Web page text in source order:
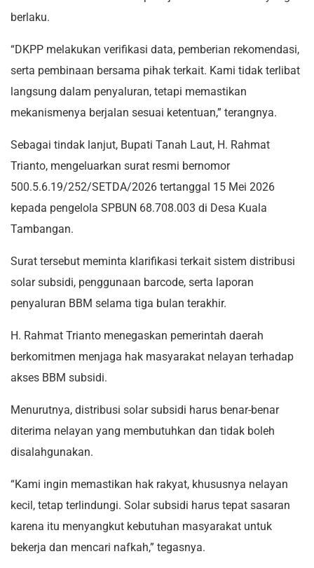
berlaku.
“DKPP melakukan verifikasi data, pemberian rekomendasi,
serta pembinaan bersama pihak terkait. Kami tidak terlibat
langsung dalam penyaluran, tetapi memastikan
mekanismenya berjalan sesuai ketentuan,” terangnya.
Sebagai tindak lanjut, Bupati Tanah Laut, H. Rahmat
Trianto, mengeluarkan surat resmi bernomor
500.5.6.19/252/SETDA/2026 tertanggal 15 Mei 2026
kepada pengelola SPBUN 68.708.003 di Desa Kuala
Tambangan.
Surat tersebut meminta klarifikasi terkait sistem distribusi
solar subsidi, penggunaan barcode, serta laporan
penyaluran BBM selama tiga bulan terakhir.
H. Rahmat Trianto menegaskan pemerintah daerah
berkomitmen menjaga hak masyarakat nelayan terhadap
akses BBM subsidi.
Menurutnya, distribusi solar subsidi harus benar-benar
diterima nelayan yang membutuhkan dan tidak boleh
disalahgunakan.
“Kami ingin memastikan hak rakyat, khususnya nelayan
kecil, tetap terlindungi. Solar subsidi harus tepat sasaran
karena itu menyangkut kebutuhan masyarakat untuk
bekerja dan mencari nafkah,” tegasnya.